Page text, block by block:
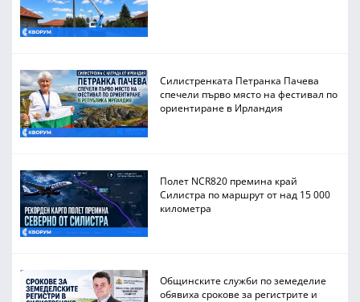
Силистренката Петранка Пачева
спечели първо място на фестивал по
ориентиране в Ирландия
Полет NCR820 премина край
Силистра по маршрут от над 15 000
километра
Общинските служби по земеделие
обявиха срокове за регистрите и